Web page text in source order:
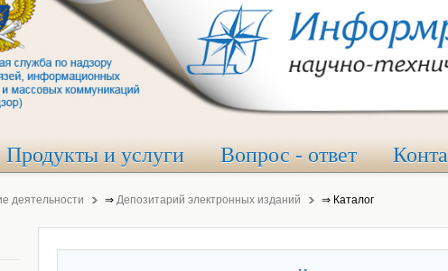
Продукты и услуги Вопрос - ответ
деятельности ⇒ Депозитарий электронных изданий ⇒ Каталог